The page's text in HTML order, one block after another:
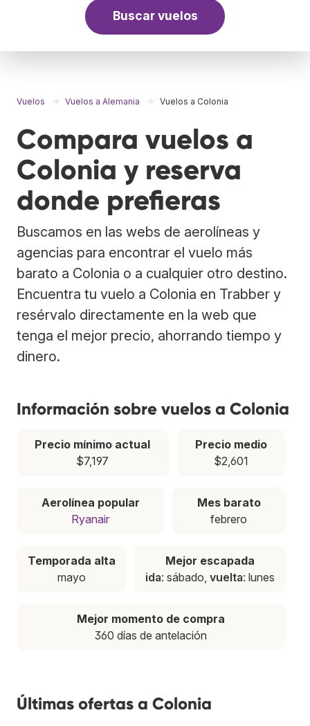
Buscar vuelos
Vuelos Vuelos a Alemania Vuelos a Colonia
Compara vuelos a
Colonia y reserva
donde prefieras
Buscamos en las webs de aerolíneas y
agencias para encontrar el vuelo más
barato a Colonia o a cualquier otro destino.
Encuentra tu vuelo a Colonia en Trabber y
resérvalo directamente en la web que
tenga el mejor precio, ahorrando tiempo y
dinero.
Información sobre vuelos a Colonia
Precio mínimo actual
$7,197
Precio medio
$2,601
Aerolínea popular
Ryanair
Mes barato
febrero
Temporada alta
mayo
Mejor escapada
ida: sábado, vuelta: lunes
Mejor momento de compra
360 días de antelación
Últimas ofertas a Colonia